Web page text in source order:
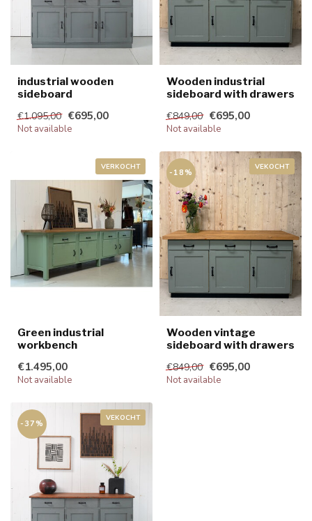
industrial wooden
sideboard
€1.095,00 €695,00
Not available
Wooden industrial
sideboard with drawers
€849,00 €695,00
Not available
VERKOCHT
Green industrial
workbench
€1.495,00
Not available
VEKOCHT
-18%
Wooden vintage
sideboard with drawers
€849,00 €695,00
Not available
VEKOCHT
-37%